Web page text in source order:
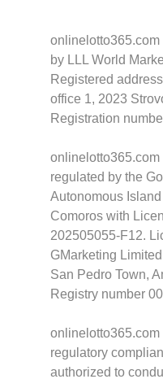
by LLL World
Registered
office 1, 2023
Registration
regulated by the
Autonomous
Comoros with
202505055-F12.
GMarketing
San Pedro Town,
Registry number
onlinelotto365.com
regulatory
authorized to